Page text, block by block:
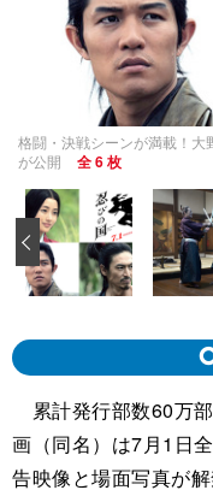
格闘・決戦シーンが満載！
が公開
全 6 枚
‹
累計発行部数60万
画（同名）は7月1日
告映像と場面写真が解